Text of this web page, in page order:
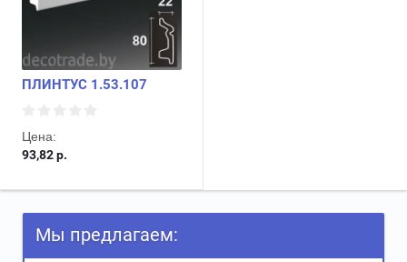
ПЛИНТУС 1.53.107
Цена:
93,82р.
Мы предлагаем: